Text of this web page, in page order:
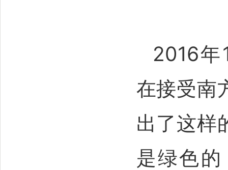
2016
在接受南
出了这样
是绿色